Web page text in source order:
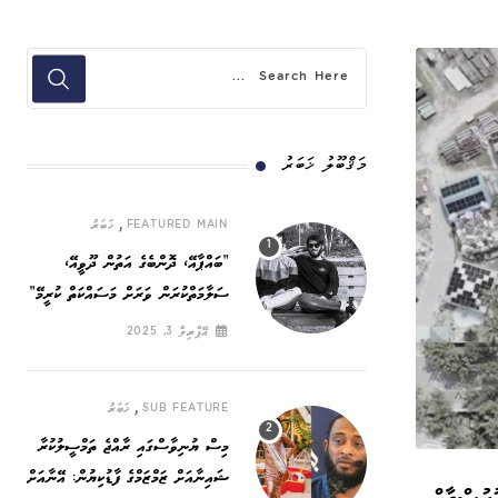
މަޤްބޫލު ޚަބަރު
FEATURED MAIN
, ޚަބަރު
”ބައްޕާއޭ، ދޮންބެގެ އަތުން ދޫވީއޭ،
ސަލާމަތްކުރަން ވަރަށް މަސައްކަތް ކުރީމޭ“
އޭޕްރިލް 3, 2025
SUB FEATURE
, ޚަބަރު
މިސް ޔުނިވާސްގައި ރާއްޖެ ތަމްސީލުކުރާ
ޝައިނާއަށް ޒަމްޒަމްގެ ފާޑުކިޔުން: އޭނާއަށް